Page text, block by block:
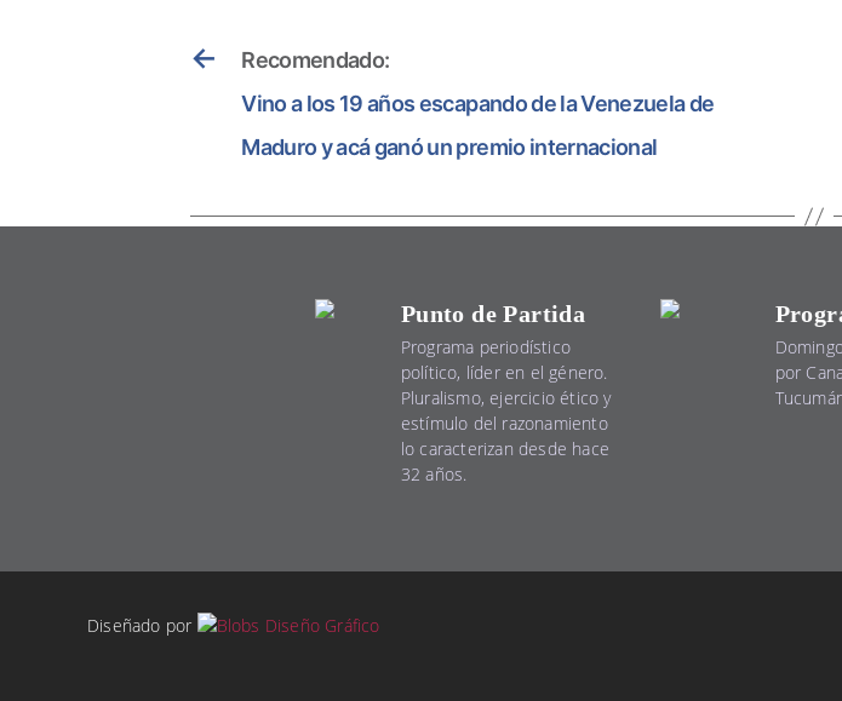
←
Recomendado:
Vino a los 19 años escapando de la Venezuela de
Maduro y acá ganó un premio internacional
Punto de Partida
Programa periodístico
político, líder en el género.
Pluralismo, ejercicio ético y
estímulo del razonamiento
lo caracterizan desde hace
32 años.
por
Diseñado por